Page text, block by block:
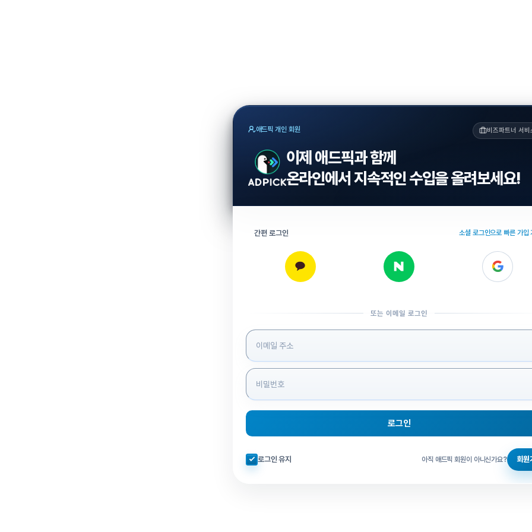
애드픽 개인 회원 비즈파트너 서비
이제 애드픽과 함께
온라인에서 지속적인 수입을 올려보세요!
간편 로그인 소셜 로그인으로 빠른 가입
또는 이메일 로그인
로그인 정보 입력
로그인
자동로그인 체크
로그인 유지 아직 애드픽 회원이 아니신가요? 회원